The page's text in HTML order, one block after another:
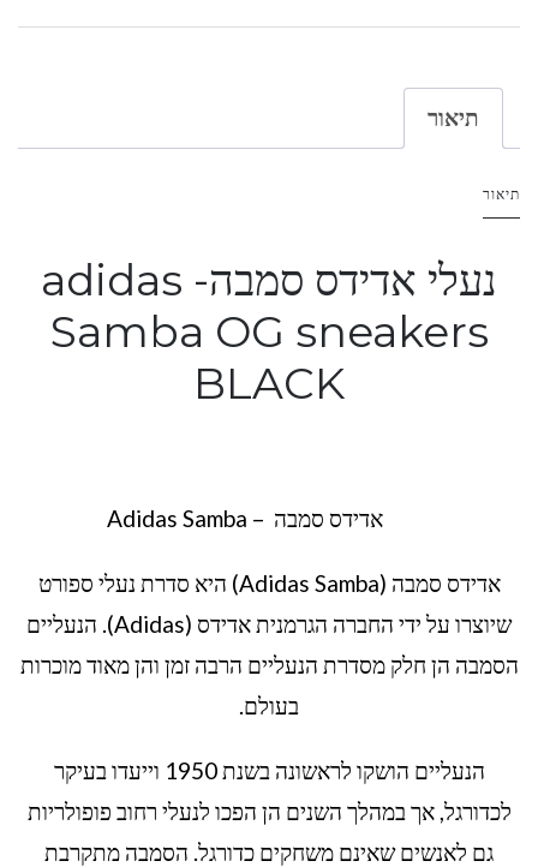
תיאור
תיאור
נעלי אדידס סמבה- adidas
Samba OG sneakers
BLACK
אדידס סמבה – Adidas Samba
אדידס סמבה (Adidas Samba) היא סדרת נעלי ספורט
שיוצרו על ידי החברה הגרמנית אדידס (Adidas). הנעליים
הסמבה הן חלק מסדרת הנעליים הרבה זמן והן מאוד מוכרות
בעולם.
הנעליים הושקו לראשונה בשנת 1950 וייעדו בעיקר
לכדורגל, אך במהלך השנים הן הפכו לנעלי רחוב פופולריות
גם לאנשים שאינם משחקים כדורגל. הסמבה מתקרבת